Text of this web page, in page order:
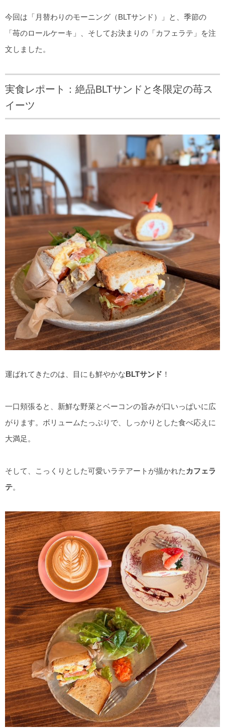
今回は「月替わりのモーニング（BLTサンド）」と、季節の
「苺のロールケーキ」、そしてお決まりの「カフェラテ」を注
文しました。
実食レポート：絶品BLTサンドと冬限定の苺ス
イーツ
運ばれてきたのは、目にも鮮やかなBLTサンド ！
一口頬張ると、新鮮な野菜とベーコンの旨みが口いっぱいに広
がります。ボリュームたっぷりで、しっかりとした食べ応えに
大満足。
そして、こっくりとした可愛いラテアートが描かれた カフェラ
テ。